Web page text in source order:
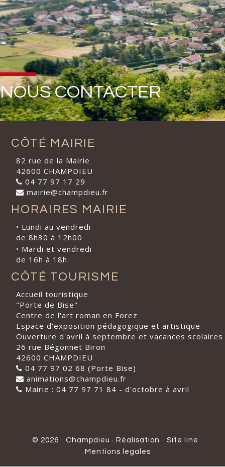
NOUS CONTACTER
CÔTÉ MAIRIE
82 rue de la Mairie
42600 CHAMPDIEU
04 77 97 17 29
mairie@champdieu.fr
HORAIRES MAIRIE
• Lundi au vendredi
de 8h30 à 12h00
• Mardi et vendredi
de 16h à 18h.
CÔTÉ TOURISME
Accueil touristique
"Porte de Bise"
Centre de l'art roman en Forez
Espace d'exposition pédagogique et artistique
Ouverture d'avril à septembre et vacances scolaires
26 rue Bégonnet Biron
42600 CHAMPDIEU
04 77 97 02 68 (Porte Bise)
animations@champdieu.fr
Mairie : 04 77 97 71 84 - d'octobre à avril
© 2026 Champdieu · Réalisation
Site line
Mentions legales